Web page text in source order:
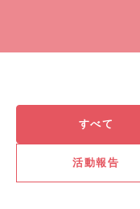
すべて
活動報告